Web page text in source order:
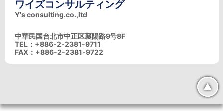
ワイズコンサルティング
Y's consulting.co.,ltd
中華民国台北市中正区襄陽路9号8F
TEL：+886-2-2381-9711
FAX：+886-2-2381-9722
▲